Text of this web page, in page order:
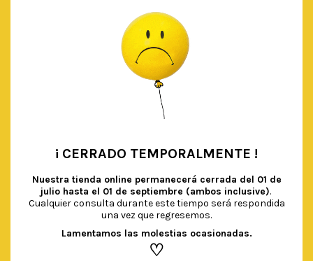
AÑADIR AL CARRITO
¡ CERRADO TEMPORALMENTE !
Nuestra tienda online permanecerá cerrada del 01 de
julio hasta el 01 de septiembre (ambos inclusive).
Cualquier consulta durante este tiempo será respondida
una vez que regresemos.
Lamentamos las molestias ocasionadas.
♡